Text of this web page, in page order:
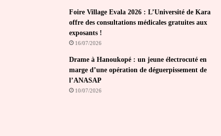
Foire Village Evala 2026 : L’Université de Kara
offre des consultations médicales gratuites aux
exposants !
16/07/2026
Drame à Hanoukopé : un jeune électrocuté en
marge d’une opération de déguerpissement de
l’ANASAP
10/07/2026